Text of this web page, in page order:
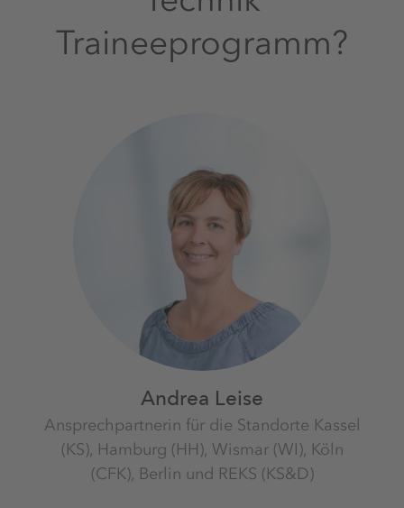
Traineeprogramm?
Andrea Leise
Ansprechpartnerin für die Standorte Kassel
(KS), Hamburg (HH), Wismar (WI), Köln
(CFK), Berlin und REKS (KS&D)